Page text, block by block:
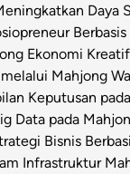
Daya
Ekonomi
Mahjong
Keputusan
Data pada
Bisnis
Infrastruktur